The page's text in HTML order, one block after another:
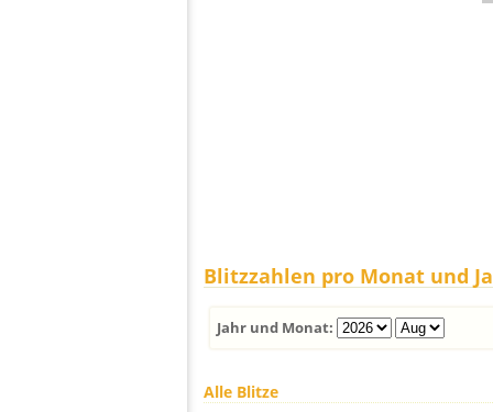
Blitzzahlen pro Monat und
Jahr und Monat:
Alle Blitze